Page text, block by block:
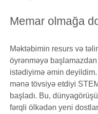
Memar olmağa
Məktəbimin resurs və
öyrənməyə
istədiyimə əmin
mənə tövsiyə etdiyi
başladı. Bu,
fərqli ölkədən yeni